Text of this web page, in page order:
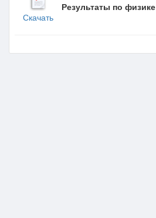
Скачать
Результаты по физике